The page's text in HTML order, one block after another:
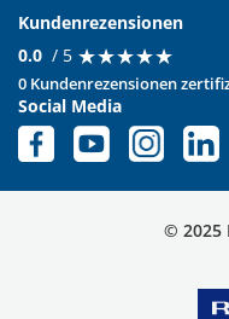
Kundenrezensionen
0.0 / 5 ★★★★★
★★★★★
0 Kundenrezensionen
Social Media
© 2025